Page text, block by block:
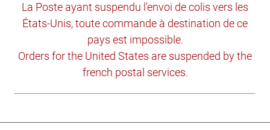
La Poste ayant suspendu l'envoi de colis vers les
États-Unis, toute commande à destination de ce
pays est impossible.
Orders for the United States are suspended by the
french postal services.